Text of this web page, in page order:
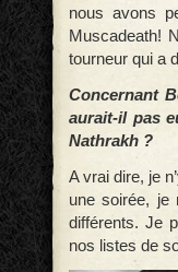
nous avons
Muscadeath!
tourneur qui a
Concernant
aurait-il pas
Nathrakh ?
A vrai dire, je
une soirée, je
différents. Je
nos listes de